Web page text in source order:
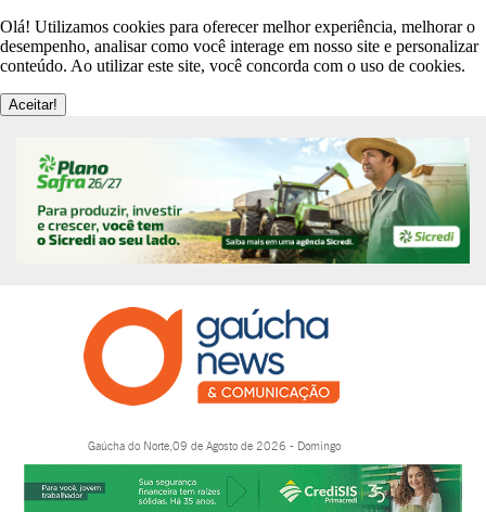
Olá! Utilizamos cookies para oferecer melhor experiência, melhorar o
desempenho, analisar como você interage em nosso site e personalizar
conteúdo. Ao utilizar este site, você concorda com o uso de cookies.
Aceitar!
Gaúcha do Norte,09 de Agosto de 2026 - Domingo